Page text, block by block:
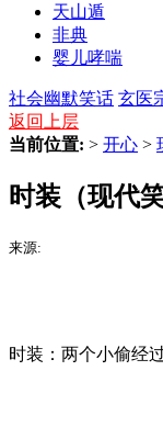
天山遁
非典
婴儿哮喘
社会幽默笑话 玄医
返回上层
当前位置: > 开心 >
时装（现代
来源:
时装：两个小偷经